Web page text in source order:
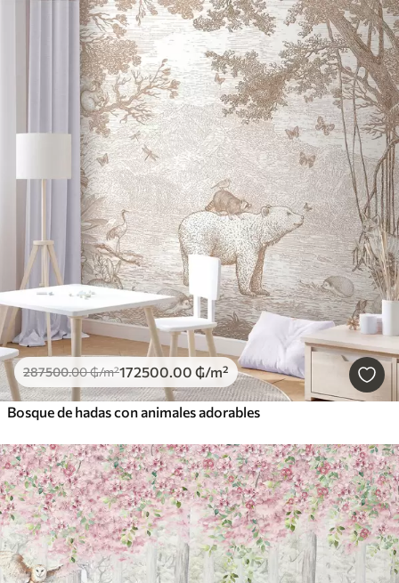
287500.00₲/m²172500.00 ₲/m²
Bosque de hadas con animales adorables